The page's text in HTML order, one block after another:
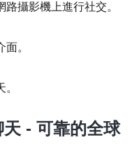
攝影機上進行社交。
。
- 可靠的全球